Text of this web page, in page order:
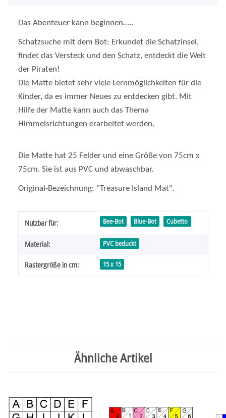
Das Abenteuer kann beginnen…..
Schatzsuche mit dem Bot: Erkundet die Schatzinsel,
findet das Versteck und den Schatz, entdeckt die Welt
der Piraten!
Die Matte bietet sehr viele Lernmöglichkeiten für die
Kinder, da es immer Neues zu entdecken gibt. Mit
Hilfe der Matte kann auch das Thema
Himmelsrichtungen erarbeitet werden.
Die Matte hat 25 Felder und eine Größe von 75cm x
75cm. Sie ist aus PVC und abwaschbar.
Original-Bezeichnung: "Treasure Island Mat".
Produkteigenschaft
Wert
Nutzbar für: Bee-Bot Blue-Bot Cubetto
Material: PVC beduckt
Rastergröße in cm: 15 x 15
Ähnliche Artikel